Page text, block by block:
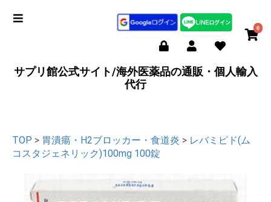
0
サプリ館公式サイト/海外医薬品の通販・個人輸入
代行
TOP > 胃潰瘍・H2ブロッカー・食道炎 > レバミピド(ム
コスタジェネリック)100mg 100錠